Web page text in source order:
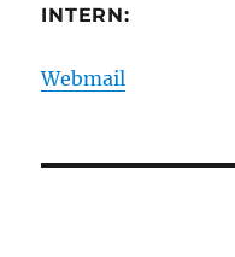
INTERN:
Webmail